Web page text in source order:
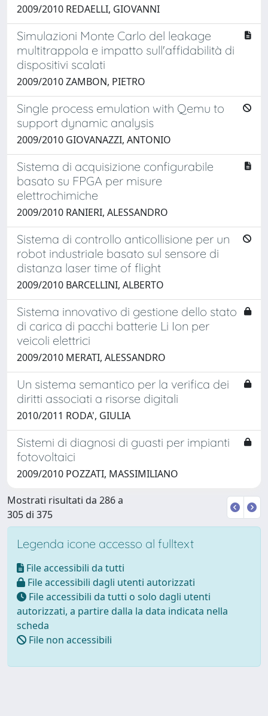
2009/2010 REDAELLI, GIOVANNI
Simulazioni Monte Carlo del leakage
multitrappola e impatto sull'affidabilità di
dispositivi scalati
2009/2010 ZAMBON, PIETRO
Single process emulation with Qemu to
support dynamic analysis
2009/2010 GIOVANAZZI, ANTONIO
Sistema di acquisizione configurabile
basato su FPGA per misure
elettrochimiche
2009/2010 RANIERI, ALESSANDRO
Sistema di controllo anticollisione per un
robot industriale basato sul sensore di
distanza laser time of flight
2009/2010 BARCELLINI, ALBERTO
Sistema innovativo di gestione dello stato
di carica di pacchi batterie Li Ion per
veicoli elettrici
2009/2010 MERATI, ALESSANDRO
Un sistema semantico per la verifica dei
diritti associati a risorse digitali
2010/2011 RODA', GIULIA
Sistemi di diagnosi di guasti per impianti
fotovoltaici
2009/2010 POZZATI, MASSIMILIANO
Mostrati risultati da 286 a
305 di 375
Legenda icone accesso al fulltext
File accessibili da tutti
File accessibili dagli utenti autorizzati
File accessibili da tutti o solo dagli utenti
autorizzati, a partire dalla la data indicata nella
scheda
File non accessibili